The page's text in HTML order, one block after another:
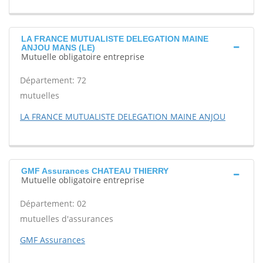
LA FRANCE MUTUALISTE DELEGATION MAINE
ANJOU MANS (LE)
Mutuelle obligatoire entreprise
Département: 72
mutuelles
LA FRANCE MUTUALISTE DELEGATION MAINE ANJOU
GMF Assurances CHATEAU THIERRY
Mutuelle obligatoire entreprise
Département: 02
mutuelles d'assurances
GMF Assurances